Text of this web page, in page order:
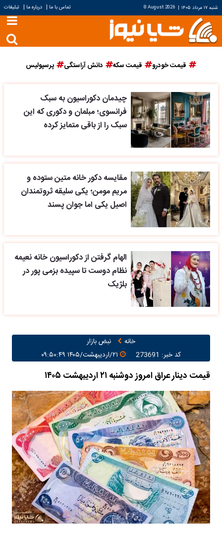
شنبه ۱۷ مرداد ۱۴۰۵ |
8 August 2026 تماس با ما | درباره ما | تبلیغات
قیمت خودرو قیمت سکه دانش آراستگی پرسپولیس
چیدمان دکوراسیون به سبک
فرانسوی؛ مبلمان و دکوری که این
سبک را از باقی متمایز کرده
مقایسه دکور خانه متین ستوده و
مریم مومن؛ یکی سلیقه ثروتمندان
اصیل یکی اما جوان پسند
الهام گرفتن از دکوراسیون خانه نعیمه
نظام دوست تا سپیده بزمی پور در
بلژیک
خانه
نبض بازار
کد خبر: 273691
قیمت دینار عراق امروز دوشنبه ۲۱ اردیبهشت ۱۴۰۵